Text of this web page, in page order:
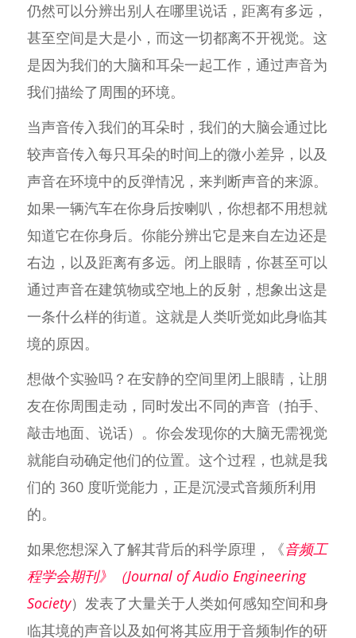
仍然可以分辨出别人在哪里说话，距离有多远，
甚至空间是大是小，而这一切都离不开视觉。这
是因为我们的大脑和耳朵一起工作，通过声音为
我们描绘了周围的环境。
当声音传入我们的耳朵时，我们的大脑会通过比
较声音传入每只耳朵的时间上的微小差异，以及
声音在环境中的反弹情况，来判断声音的来源。
如果一辆汽车在你身后按喇叭，你想都不用想就
知道它在你身后。你能分辨出它是来自左边还是
右边，以及距离有多远。闭上眼睛，你甚至可以
通过声音在建筑物或空地上的反射，想象出这是
一条什么样的街道。这就是人类听觉如此身临其
境的原因。
想做个实验吗？在安静的空间里闭上眼睛，让朋
友在你周围走动，同时发出不同的声音（拍手、
敲击地面、说话）。你会发现你的大脑无需视觉
就能自动确定他们的位置。这个过程，也就是我
们的 360 度听觉能力，正是沉浸式音频所利用
的。
如果您想深入了解其背后的科学原理，《音频工
程学会期刊》（Journal of Audio Engineering
Society）发表了大量关于人类如何感知空间和身
临其境的声音以及如何将其应用于音频制作的研